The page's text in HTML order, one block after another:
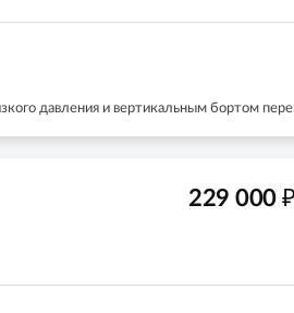
давления и вертикальным бортом
229 000 ₽